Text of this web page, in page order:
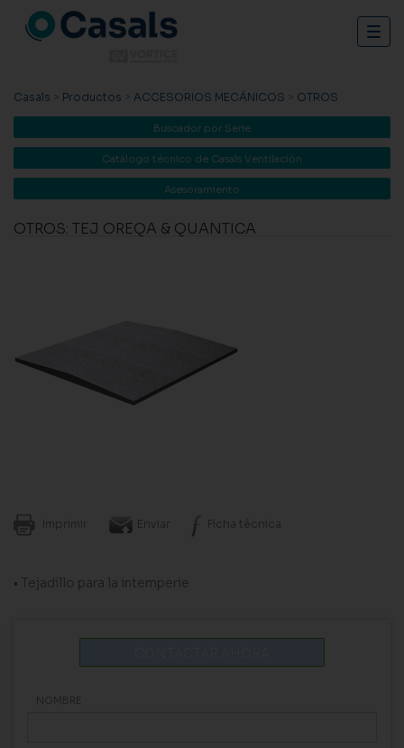
Casals > Productos > ACCESORIOS MECÁNICOS > OTROS
Buscador por Serie
Catálogo técnico de Casals Ventilación
Asesoramiento
OTROS: TEJ OREQA & QUANTICA
Imprimir Enviar Ficha técnica
• Tejadillo para la intemperie
NOMBRE